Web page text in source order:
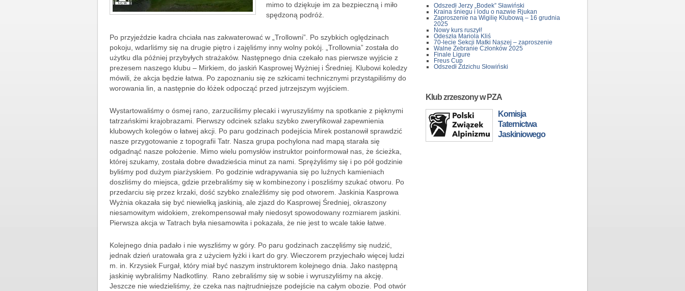
mimo to dziękuje im za bezpieczną i miło
spędzoną podróż.
Po przyjeździe kadra chciała nas zakwaterować w „Trollowni”. Po szybkich oględzinach
pokoju, wdarliśmy się na drugie piętro i zajęliśmy inny wolny pokój. „Trollownia” została do
użytku dla później przybyłych strażaków. Następnego dnia czekało nas pierwsze wyjście z
prezesem naszego klubu – Mirkiem, do jaskiń Kasprowej Wyżniej i Średniej. Klubowi koledzy
mówili, że akcja będzie łatwa. Po zapoznaniu się ze szkicami technicznymi przystąpiliśmy do
worowania lin, a następnie do łóżek odpocząć przed jutrzejszym wyjściem.
Wystartowaliśmy o ósmej rano, zarzuciliśmy plecaki i wyruszyliśmy na spotkanie z pięknymi
tatrzańskimi krajobrazami. Pierwszy odcinek szlaku szybko zweryfikował zapewnienia
klubowych kolegów o łatwej akcji. Po paru godzinach podejścia Mirek postanowił sprawdzić
nasze przygotowanie z topografii Tatr. Nasza grupa pochylona nad mapą starała się
odgadnąć nasze położenie. Mimo wielu pomysłów instruktor poinformował nas, że ścieżka,
której szukamy, została dobre dwadzieścia minut za nami. Sprężyliśmy się i po pół godzinie
byliśmy pod dużym piarżyskiem. Po godzinie wdrapywania się po luźnych kamieniach
doszliśmy do miejsca, gdzie przebraliśmy się w kombinezony i poszliśmy szukać otworu. Po
przedarciu się przez krzaki, dość szybko znaleźliśmy się pod otworem. Jaskinia Kasprowa
Wyżnia okazała się być niewielką jaskinią, ale zjazd do Kasprowej Średniej, okraszony
niesamowitym widokiem, zrekompensował mały niedosyt spowodowany rozmiarem jaskini.
Pierwsza akcja w Tatrach była niesamowita i pokazała, że nie jest to wcale takie łatwe.
Kolejnego dnia padało i nie wyszliśmy w góry. Po paru godzinach zaczęliśmy się nudzić,
jednak dzień uratowała gra z użyciem łyżki i kart do gry. Wieczorem przyjechało więcej ludzi
m. in. Krzysiek Furgał, który miał być naszym instruktorem kolejnego dnia. Jako następną
jaskinię wybraliśmy Nadkotliny. Rano zebraliśmy się w sobie i wyruszyliśmy na akcję.
Jeszcze nie wiedzieliśmy, że czeka nas najtrudniejsze podejście na całym obozie. Pod otwór
Odszedł Jerzy „Bodek” Sławiński
Kraina śniegu i lodu o nazwie Rjukan
Zaproszenie na Wigilię Klubową – 16 grudnia
2025
Nowy kurs ruszył!
Odeszła Mariola Kliś
70-lecie Sekcji Matki Naszej – zaproszenie
Walne Zebranie Członków 2025
Finale Ligure
Freus Cup
Odszedł Zdzichu Słowiński
Klub zrzeszony w PZA
Komisja
Taternictwa
Jaskiniowego